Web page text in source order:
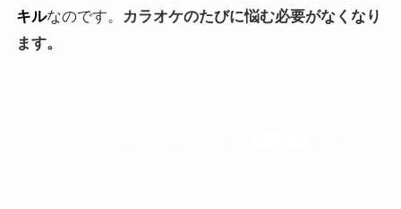
キルなのです。
カラオケのたびに悩む必要がなくなり
ます。